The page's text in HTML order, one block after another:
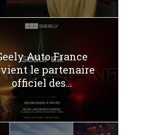
Auto France
le partenaire
officiel des...